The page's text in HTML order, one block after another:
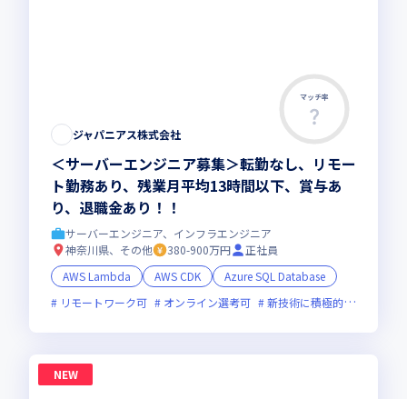
マッチ率
ジャパニアス株式会社
＜サーバーエンジニア募集＞転勤なし、リモー
ト勤務あり、残業月平均13時間以下、賞与あ
り、退職金あり！！
サーバーエンジニア、インフラエンジニア
神奈川県、その他
380-900万円
正社員
AWS Lambda
AWS CDK
Azure SQL Database
リモートワーク可
オンライン選考可 新技術に積極的
NEW